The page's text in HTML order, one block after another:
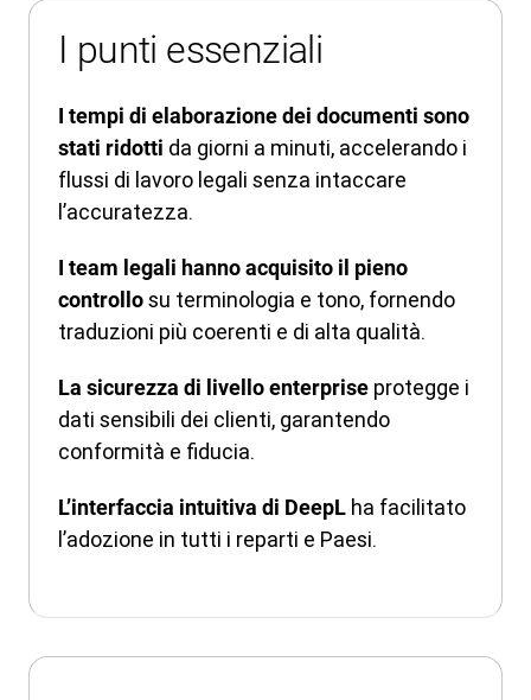
I punti essenziali
I tempi di elaborazione dei documenti sono
stati ridotti da giorni a minuti, accelerando i
flussi di lavoro legali senza intaccare
l’accuratezza.
I team legali hanno acquisito il pieno
controllosu terminologia e tono, fornendo
traduzioni più coerenti e di alta qualità.
La sicurezza di livello enterprise protegge i
dati sensibili dei clienti, garantendo
conformità e fiducia.
L’interfaccia intuitiva di DeepL ha facilitato
l’adozione in tutti i reparti e Paesi.